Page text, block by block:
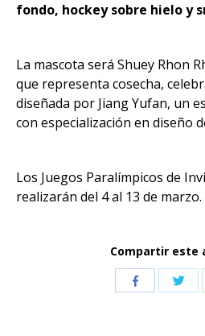
fondo, hockey sobre hielo y
La mascota será Shuey Rhon
que representa cosecha,
diseñada por Jiang Yufan, un
con especialización en diseño
Los Juegos Paralímpicos de
realizarán del 4 al 13 de marzo.
Compartir este
Compartir